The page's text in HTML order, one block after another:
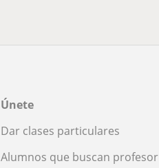
Únete
Dar clases particulares
Alumnos que buscan profesor